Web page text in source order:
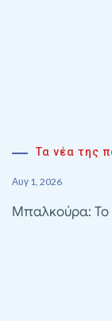
Τα νέα της
Αυγ 1, 2026
Μπαλκούρα: Το